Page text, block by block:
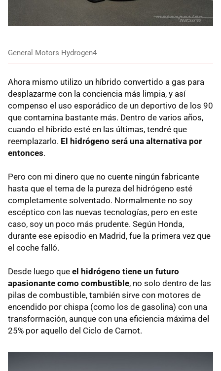
General Motors Hydrogen4
Ahora mismo utilizo un híbrido convertido a gas para
desplazarme con la conciencia más limpia, y así
compenso el uso esporádico de un deportivo de los 90
que contamina bastante más. Dentro de varios años,
cuando el híbrido esté en las últimas, tendré que
reemplazarlo. El hidrógeno será una alternativa por
entonces.
Pero con mi dinero que no cuente ningún fabricante
hasta que el tema de la pureza del hidrógeno esté
completamente solventado. Normalmente no soy
escéptico con las nuevas tecnologías, pero en este
caso, soy un poco más prudente. Según Honda,
durante ese episodio en Madrid, fue la primera vez que
el coche falló.
Desde luego que el hidrógeno tiene un futuro
apasionante como combustible, no solo dentro de las
pilas de combustible, también sirve con motores de
encendido por chispa (como los de gasolina) con una
transformación, aunque con una eficiencia máxima del
25% por aquello del Ciclo de Carnot.